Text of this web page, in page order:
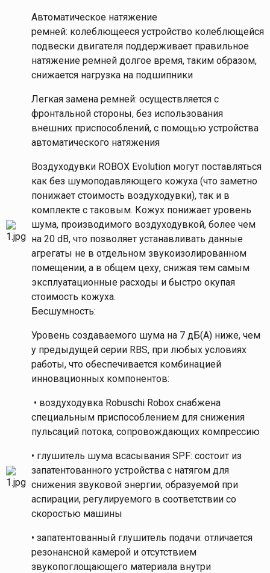
Автоматическое натяжение
ремней: колеблющееся устройство колеблющейся
подвески двигателя поддерживает правильное
натяжение ремней долгое время, таким образом,
снижается нагрузка на подшипники
Легкая замена ремней: осуществляется с
фронтальной стороны, без использования
внешних приспособлений, с помощью устройства
автоматического натяжения
Воздуходувки ROBOX Evolution могут поставляться
как без шумоподавляющего кожуха (что заметно
понижает стоимость воздуходувки), так и в
комплекте с таковым. Кожух понижает уровень
шума, производимого воздуходувкой, более чем
на 20 dB, что позволяет устанавливать данные
агрегаты не в отдельном звукоизолированном
помещении, а в общем цеху, снижая тем самым
эксплуатационные расходы и быстро окупая
стоимость кожуха.
Бесшумность:
Уровень создаваемого шума на 7 дБ(A) ниже, чем
у предыдущей серии RBS, при любых условиях
работы, что обеспечивается комбинацией
инновационных компонентов:
• воздуходувка Robuschi Robox снабжена
специальным приспособлением для снижения
пульсаций потока, сопровождающих компрессию
• глушитель шума всасывания SPF: состоит из
запатентованного устройства с натягом для
снижения звуковой энергии, образуемой при
аспирации, регулируемого в соответствии со
скоростью машины
• запатентованный глушитель подачи: отличается
резонансной камерой и отсутствием
звукопоглощающего материала внутри